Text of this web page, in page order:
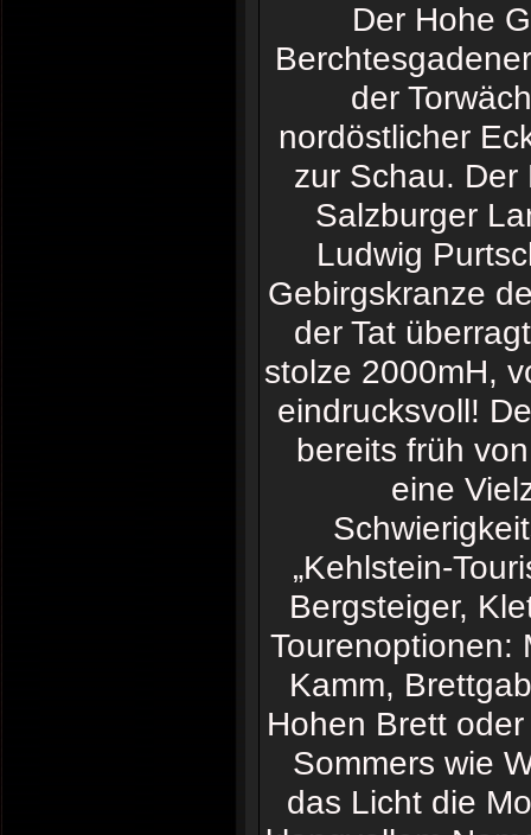
Der Hohe
der
nordöstlicher
zur Schau.
Salzburger
Ludwig
Gebirgskranze
der Tat
stolze 2000mH,
eindrucksvoll!
bereits früh
eine
„Kehlstein-
Bergsteiger,
Tourenoptionen:
Kamm,
Hohen Brett
Sommers wie
das Licht die